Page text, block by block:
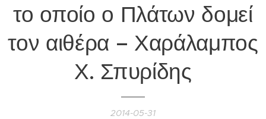
το οποίο ο Πλάτων δομεί
τον αιθέρα – Χαράλαμπος
Χ. Σπυρίδης
2014-05-31